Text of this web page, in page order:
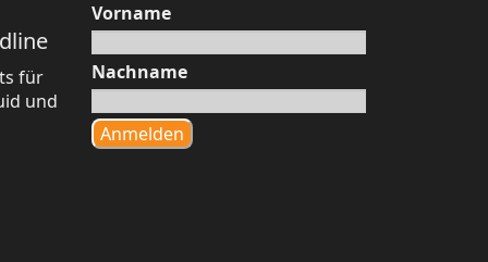
für
und
Vorname
Nachname